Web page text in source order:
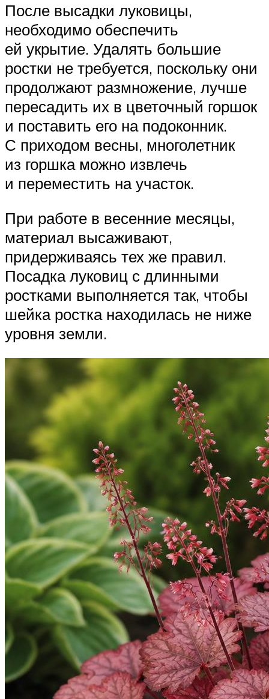
После высадки луковицы,
необходимо обеспечить
ей укрытие. Удалять большие
ростки не требуется, поскольку они
продолжают размножение, лучше
пересадить их в цветочный горшок
и поставить его на подоконник.
С приходом весны, многолетник
из горшка можно извлечь
и переместить на участок.
При работе в весенние месяцы,
материал высаживают,
придерживаясь тех же правил.
Посадка луковиц с длинными
ростками выполняется так, чтобы
шейка ростка находилась не ниже
уровня земли.